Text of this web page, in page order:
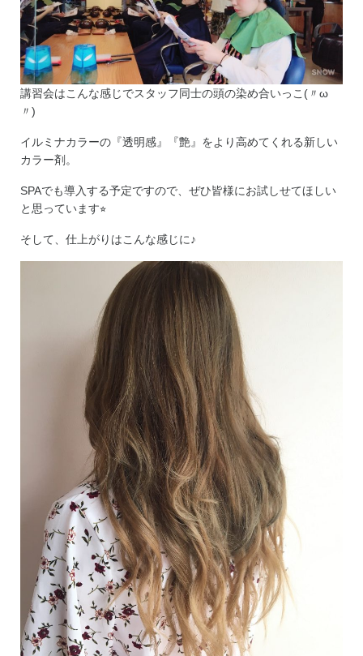
講習会はこんな感じでスタッフ同士の頭の染め合いっこ(〃ω
〃)
イルミナカラーの『透明感』『艶』をより高めてくれる新しい
カラー剤。
SPAでも導入する予定ですので、ぜひ皆様にお試しせてほしい
と思っています⭐︎
そして、仕上がりはこんな感じに♪